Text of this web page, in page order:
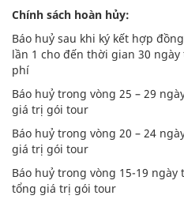
Chính sách hoàn hủy:
Báo huỷ sau khi ký kết hợp
lần 1 cho đến thời gian 30
phí
Báo huỷ trong vòng 25 – 29
giá trị gói tour
Báo huỷ trong vòng 20 – 24
giá trị gói tour
Báo huỷ trong vòng 15-19
tổng giá trị gói tour